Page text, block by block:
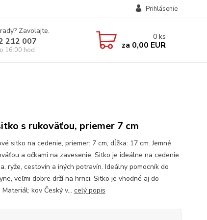
Prihlásenie
Zavolajte.
212 007
16:00 hod
0 ks
za 0,00 EUR
s rukoväťou, priemer 7 cm
sitko na cedenie, priemer: 7 cm, dĺžka: 17 cm. Jemné
a očkami na zavesenie. Sitko je ideálne na cedenie
ryže, cestovín a iných potravín. Ideálny pomocník do
veľmi dobre drží na hrnci. Sitko je vhodné aj do
kov Český v... celý popis